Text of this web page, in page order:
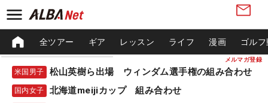
メルマガ登録
全ツアー ギア レッスン ライフ 漫画 ゴル
米国男子 松山英樹ら出場 ウィンダム選手権の組み合わせ
国内女子 北海道meijiカップ 組み合わせ